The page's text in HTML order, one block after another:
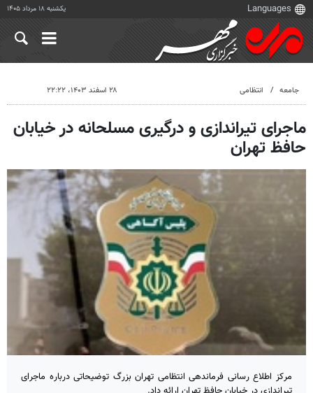
یکشنبه ۱۸ مرداد ۱۴۰۵
جامعه انتظامی ۲۸ اسفند ۱۴۰۳، ۲۲:۲۲
ماجرای تیراندازی و درگیری مسلحانه در خیابان
حافظ تهران
مرکز اطلاع رسانی فرماندهی انتظامی تهران بزرگ توضیحاتی درباره ماجرای